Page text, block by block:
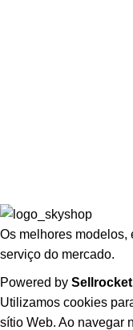
Os melhores modelos,
serviço do mercado.
Powered by Sellrocket
Utilizamos cookies
sítio Web. Ao navegar